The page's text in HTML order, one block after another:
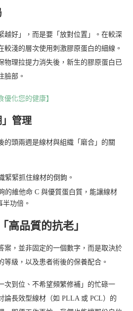
越好」，而是要「放對位置」。在較深
較淺的層次使用刺激膠原蛋白的細線。
物理拉提力消失後，新生的膠原蛋白已
臉部。
優化您的健康】
管理
的頭兩週是線材與組織「磨合」的關
緊緊抓住線材的倒鉤。
的維他命 C 與優質蛋白質，能讓線材
功倍。
高品質的抗老」
案，並非固定的一個數字，而是取決於
等級，以及患者術後的保養配合。
次到位、不希望頻繁修補」的忙碌一
論長效型線材（如 PLLA 或 PCL）的